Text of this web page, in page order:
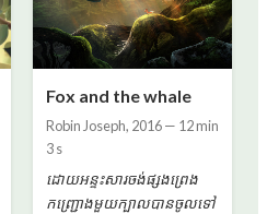
Fox and the whale
Robin Joseph, 2016— 12 min
3 s
ដោយអន្ទះសារចង់ផ្សងព្រេង
កញ្ជ្រោងមួយក្បាលបានចូលទៅ